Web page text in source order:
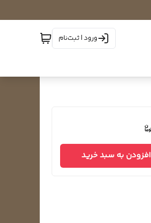
ورود | ثبت‌نام
افزودن به سبد خرید